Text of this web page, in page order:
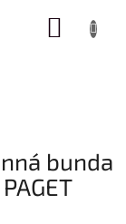
bunda